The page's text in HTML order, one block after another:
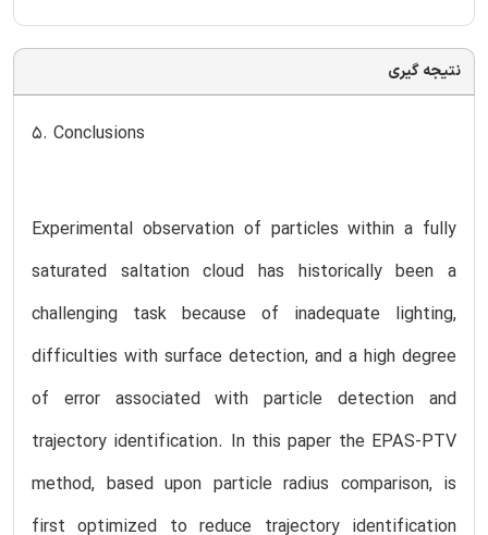
نتیجه گیری
5. Conclusions
Experimental observation of particles within a fully
saturated saltation cloud has historically been a
challenging task because of inadequate lighting,
difficulties with surface detection, and a high degree
of error associated with particle detection and
trajectory identification. In this paper the EPAS-PTV
method, based upon particle radius comparison, is
first optimized to reduce trajectory identification